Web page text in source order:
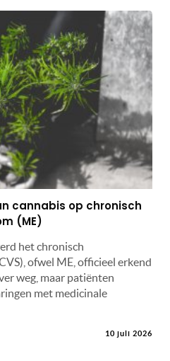
cannabis op chronisch
(ME)
het chronisch
ofwel ME, officieel erkend
weg, maar patiënten
met medicinale
10 juli 2026